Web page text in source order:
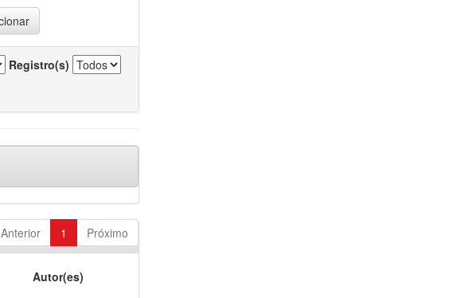
Registro(s)
Anterior 1 Próximo
Autor(es)